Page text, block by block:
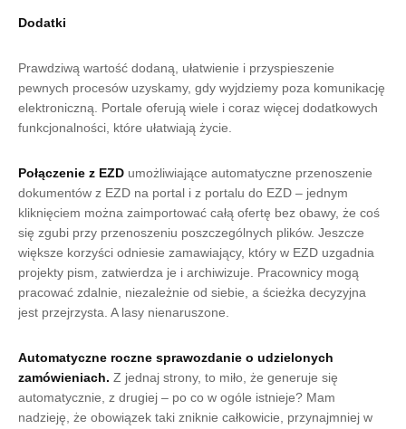
Dodatki
Prawdziwą wartość dodaną, ułatwienie i przyspieszenie
pewnych procesów uzyskamy, gdy wyjdziemy poza komunikację
elektroniczną. Portale oferują wiele i coraz więcej dodatkowych
funkcjonalności, które ułatwiają życie.
Połączenie z EZD umożliwiające automatyczne przenoszenie
dokumentów z EZD na portal i z portalu do EZD – jednym
kliknięciem można zaimportować całą ofertę bez obawy, że coś
się zgubi przy przenoszeniu poszczególnych plików. Jeszcze
większe korzyści odniesie zamawiający, który w EZD uzgadnia
projekty pism, zatwierdza je i archiwizuje. Pracownicy mogą
pracować zdalnie, niezależnie od siebie, a ścieżka decyzyjna
jest przejrzysta. A lasy nienaruszone.
Automatyczne roczne sprawozdanie o udzielonych
zamówieniach. Z jednaj strony, to miło, że generuje się
automatycznie, z drugiej – po co w ogóle istnieje? Mam
nadzieję, że obowiązek taki zniknie całkowicie, przynajmniej w